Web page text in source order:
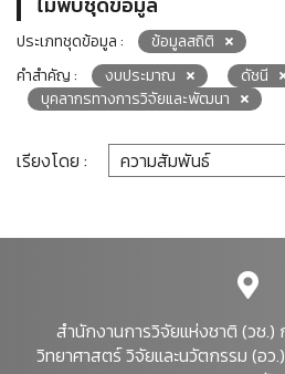
ประเภทชุดข้อมูล :
ข้อมูลสถิติ
คำสำคัญ :
งบประมาณ ดัชนี
บุคลากรทางการวิจัยและพัฒนา
เรียงโดย :
สำนักงานการวิจัยแห่งชาติ (วช.)
วิทยาศาสตร์ วิจัยและนวัตกรรม (อว